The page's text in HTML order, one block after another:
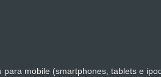
para mobile (smartphones, tablets e